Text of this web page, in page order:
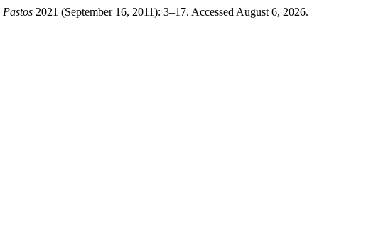
Pastos 2021 (September 16, 2011): 3–17. Accessed August 6, 2026.